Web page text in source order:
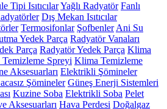
Tipi IsıtıcılarYağlı Radyatör Fanlı
Dış Mekan Isıtıcılar
Termosifonlar Şofbenler Ani Su
Yedek Parça Radyatör Vanaları
Parça Radyatör Yedek Parça Klima
Spreyi Klima Temizleme
Aksesuarları Elektrikli Şömineler
Şömineler Güneş Enerji Sistemleri
Kuzine Soba Elektrikli Soba Pelet
Aksesuarları Hava Perdesi Doğalgaz